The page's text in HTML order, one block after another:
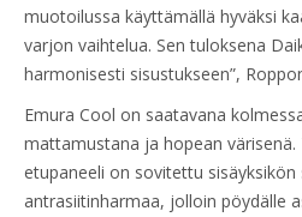
muotoilussa käyttämällä hyväksi
varjon vaihtelua. Sen tuloksena
harmonisesti sisustukseen”,
Emura Cool on saatavana
mattamustana ja hopean
etupaneeli on sovitettu
antrasiitinharmaa, jolloin pöydälle